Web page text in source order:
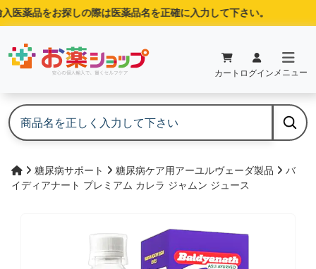
薬品をお探しの際は医薬品名を正確に入力して下さい。
カート ログイン メニュー
糖尿病サポート 糖尿病ケア用アーユルヴェーダ製品
バ
イディアナート プレミアム カレラ ジャムン ジュース